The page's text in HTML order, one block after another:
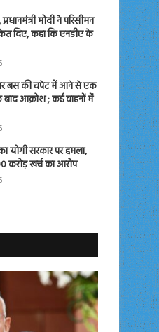
मोदी ने परिसीमन
दिए, कहा कि एनडीए के
बस की चपेट में आने से एक
बाद आक्रोश ; कई वाहनों में
योगी सरकार पर हमला,
करोड़ खर्च का आरोप